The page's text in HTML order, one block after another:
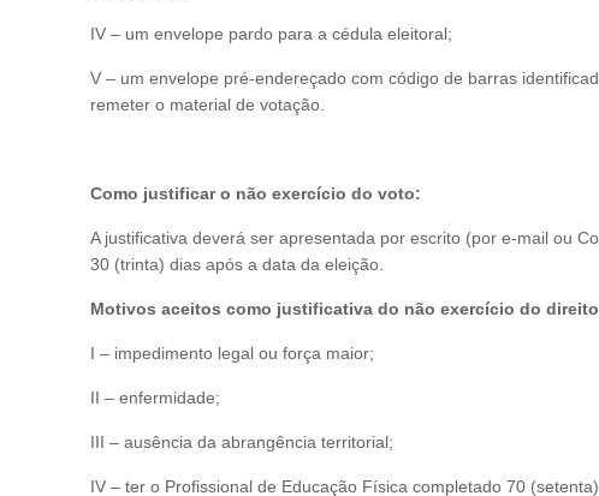
IV – um envelope pardo para a cédula eleitoral;
V – um envelope pré-endereçado com código de barras
remeter o material de votação.
Como justificar o não exercício do voto:
A justificativa deverá ser apresentada por escrito (por e-mail ou
30 (trinta) dias após a data da eleição.
Motivos aceitos como justificativa do não exercício do
I – impedimento legal ou força maior;
II – enfermidade;
III – ausência da abrangência territorial;
IV – ter o Profissional de Educação Física completado 70